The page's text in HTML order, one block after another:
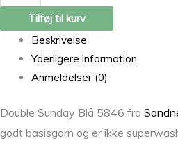
Tilføj til kurv
Beskrivelse
Yderligere information
Anmeldelser (0)
Double Sunday Blå 5846 fra
godt basisgarn og er ikke